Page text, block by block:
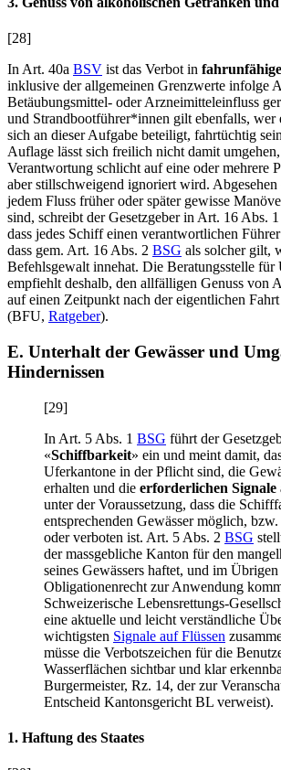
[28]
In Art. 40a BSV ist das Verbot in
inklusive der allgemeinen Grenzwerte infolge
Betäubungsmittel- oder Arzneimitteleinfluss
und Strandbootführer*innen gilt ebenfalls,
sich an dieser Aufgabe beteiligt, fahrtüchtig
Auflage lässt sich freilich nicht damit umgehen,
Verantwortung schlicht auf eine oder mehrere
aber stillschweigend ignoriert wird. Abgesehen
jedem Fluss früher oder später gewisse
sind, schreibt der Gesetzgeber in Art. 16 Abs. 1
dass jedes Schiff einen verantwortlichen
dass gem. Art. 16 Abs. 2 BSG als solcher gilt,
Befehlsgewalt innehat. Die Beratungsstelle
empfiehlt deshalb, den allfälligen Genuss von
auf einen Zeitpunkt nach der eigentlichen
(BFU, Ratgeber).
E. Unterhalt der Gewässer und
Hindernissen
[29]
In Art. 5 Abs. 1 BSG führt der
«Schiffbarkeit» ein und meint damit,
Uferkantone in der Pflicht sind, die
erhalten und die erforderlichen Signale
unter der Voraussetzung, dass die
entsprechenden Gewässer möglich,
oder verboten ist. Art. 5 Abs. 2 BSG
der massgebliche Kanton für den
seines Gewässers haftet, und im Übrigen
Obligationenrecht zur Anwendung
Schweizerische Lebensrettungs-
eine aktuelle und leicht verständliche
wichtigsten Signale auf Flüssen
müsse die Verbotszeichen für die
Wasserflächen sichtbar und klar
Burgermeister, Rz. 14, der zur
Entscheid Kantonsgericht BL verweist).
1. Haftung des Staates